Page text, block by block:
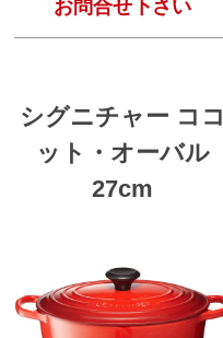
お問合せ下さい
シグニチャー ココ
ット・オーバル
27cm